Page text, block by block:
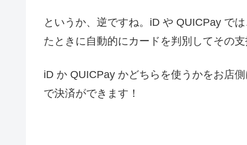
というか、逆ですね。iD や QUICPay で
たときに自動的にカードを判別してその
iD か QUICPay かどちらを使うかをお店
で決済ができます！